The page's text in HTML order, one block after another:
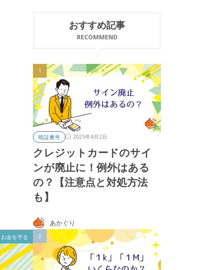
お金を守る
おすすめ記事
RECOMMEND
暗証番号 2025年4月2日
クレジットカードのサイ
ンが廃止に！例外はある
の？【注意点と対処方法
も】
あかぐり